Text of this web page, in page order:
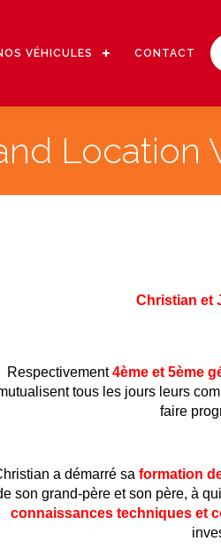
VÉHICULES CONTACT
Location
Christian et
Respectivement4ème et 5ème
tous les jours leurs
faire
a démarré sa formation
son grand-père et son père, à
connaissances techniques et